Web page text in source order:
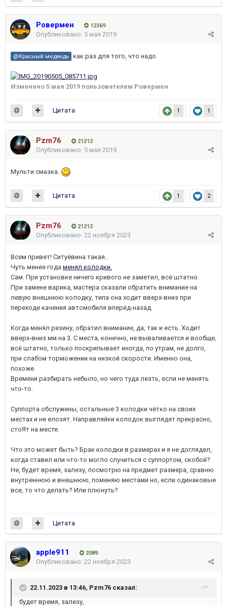
Ровермен 12369
Опубликовано: 5 мая 2019
@Красный медведь как раз для того, что надо
Изменено 5 мая 2019 пользователем Ровермен
1 1
Цитата
Pzm76 21212
Опубликовано: 5 мая 2019
Мульти смазка.
1 2
Цитата
Pzm76 21212
Опубликовано: 22 ноября 2023
Всем привет! Ситуёвина такая..
Чуть менее года менял колодки.
Сам. При установке ничего кривого не заметил, всё штатно.
При замене варика, мастера сказали обратить внимание на
левую внешнюю колодку, типа она ходит вверх-вниз при
переходе качения автомобиля вперёд-назад.
Когда менял резину, обратил внимание, да, так и есть. Ходит
вверх-вниз мм на 3. С места, конечно, не вываливается и вообще,
всё штатно, только поскрипывает иногда, по утрам, не долго,
при слабом торможении на низкой скорости. Именно она,
похоже.
Времени разбирать небыло, но чего туда лезть, если не менять
что-то.
Суппорта обслужены, остальные 3 колодки чётко на своих
местах и не елозят. Направляйки колодок выглядят прекрасно,
стоЯт на месте.
Что это может быть? Брак колодки в размерах и я не доглядел,
когда ставил или что-то могло случиться с суппортом, скобой?
Не, будет время, залезу, посмотрю на предмет размера, сравню
внутреннюю и внешнюю, поменяю местами но, если одинаковые
все, то что делать? Или плюнуть?
Цитата
apple911 2089
Опубликовано: 22 ноября 2023
22.11.2023 в 13:46, Pzm76 сказал:
будет время, залезу,